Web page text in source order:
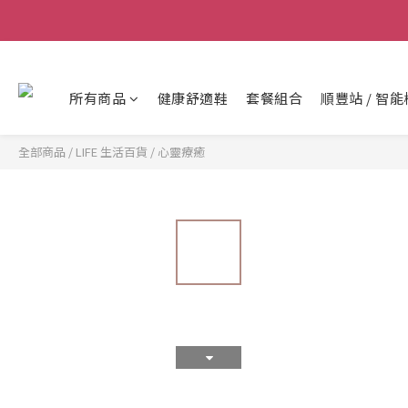
所有商品 健康舒適鞋 套餐組合 順豐站 / 智能
全部商品 / LIFE 生活百貨 / 心靈療癒